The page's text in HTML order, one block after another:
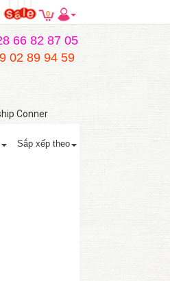
0
66 82 87 05
02 89 94 59
Conner
Sắp xếp theo